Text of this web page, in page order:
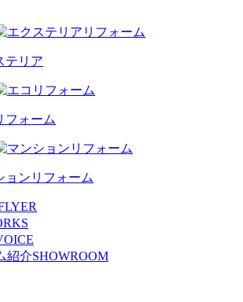
テリア
フォーム
ョンリフォーム
紹介SHOWROOM